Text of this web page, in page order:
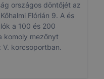
országos döntőjét az
Flórián 9. A és
a 100 és 200
komoly mezőnyt
korcsoportban.